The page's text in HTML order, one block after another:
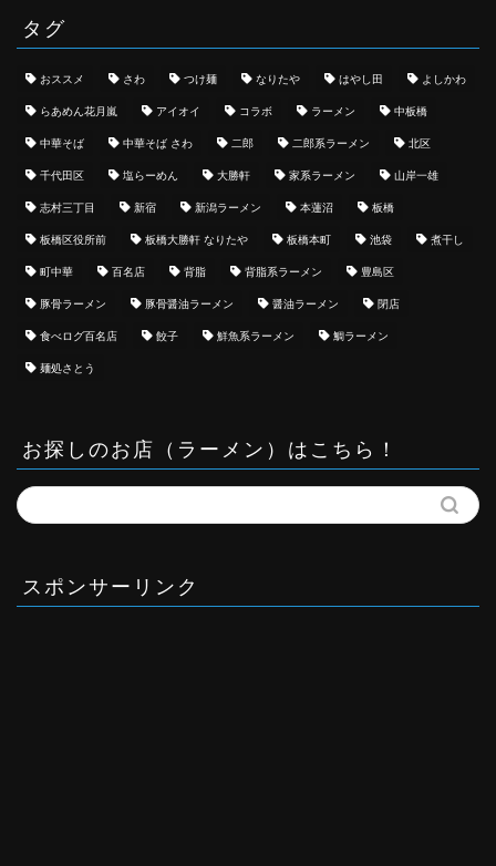
タグ
おススメ さわ つけ麺 なりたや はやし田 よしかわ
らあめん花月嵐 アイオイ コラボ ラーメン 中板橋
中華そば 中華そば さわ 二郎 二郎系ラーメン 北区
千代田区 塩らーめん 大勝軒 家系ラーメン 山岸一雄
志村三丁目 新宿 新潟ラーメン 本蓮沼 板橋
板橋区役所前 板橋大勝軒 なりたや 板橋本町 池袋 煮干し
町中華 百名店 背脂 背脂系ラーメン 豊島区
豚骨ラーメン 豚骨醤油ラーメン 醤油ラーメン 閉店
食べログ百名店 餃子 鮮魚系ラーメン 鯛ラーメン
麺処さとう
お探しのお店（ラーメン）はこちら！
スポンサーリンク